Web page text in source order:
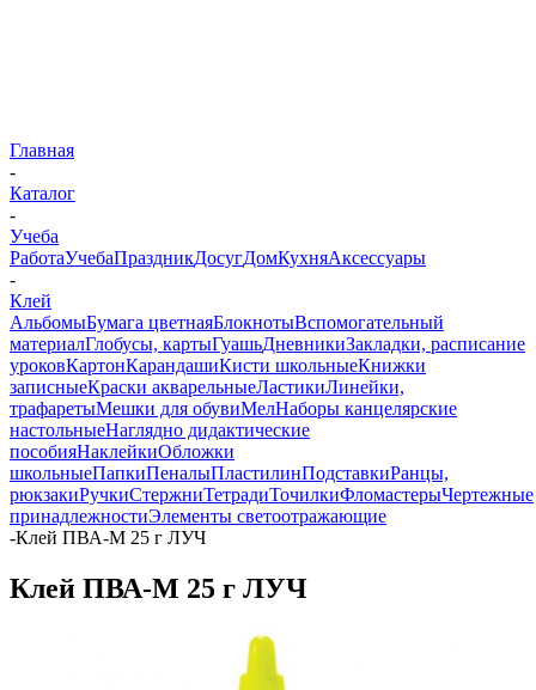
Главная
-
Каталог
-
Учеба
РаботаУчебаПраздникДосугДомКухняАксессуары
-
Клей
АльбомыБумага цветнаяБлокнотыВспомогательный
материалГлобусы, картыГуашьДневникиЗакладки, расписание
уроковКартонКарандашиКисти школьныеКнижки
записныеКраски акварельныеЛастикиЛинейки,
трафаретыМешки для обувиМелНаборы канцелярские
настольныеНаглядно дидактические
пособияНаклейкиОбложки
школьныеПапкиПеналыПластилинПодставкиРанцы,
рюкзакиРучкиСтержниТетрадиТочилкиФломастерыЧертежные
принадлежностиЭлементы светоотражающие
-Клей ПВА-М 25 г ЛУЧ
Клей ПВА-М 25 г ЛУЧ